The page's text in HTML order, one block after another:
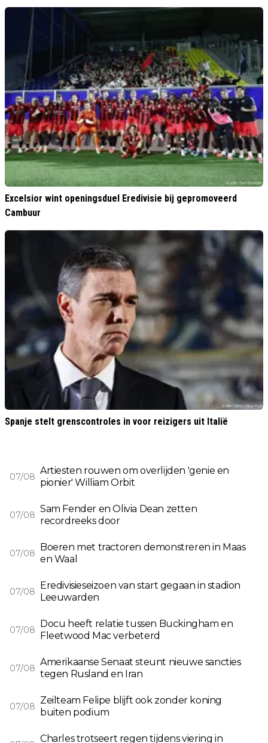
Excelsior wint openingsduel Eredivisie bij gepromoveerd
Cambuur
Spanje stelt grenscontroles in voor reizigers uit Italië
07/08
Artiesten rouwen om overlijden 'genie en
pionier' William Orbit
07/08
Sam Fender en Olivia Dean zetten
recordreeks door
07/08
Boeren met tractoren demonstreren in Maas
en Waal
07/08
Eredivisieseizoen van start gegaan in stadion
Leeuwarden
07/08
Docu heeft relatie tussen Buckingham en
Fleetwood Mac verbeterd
07/08
Amerikaanse Senaat steunt nieuwe sancties
tegen Rusland en Iran
07/08
Zeilteam Felipe blijft ook zonder koning
buiten podium
Charles trotseert regen tijdens viering in